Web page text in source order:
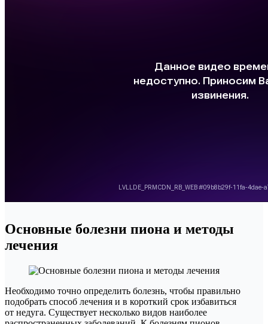
Основные болезни пиона и методы
лечения
Необходимо точно определить болезнь, чтобы правильно
подобрать способ лечения и в короткий срок избавиться
от недуга. Существует несколько видов наиболее